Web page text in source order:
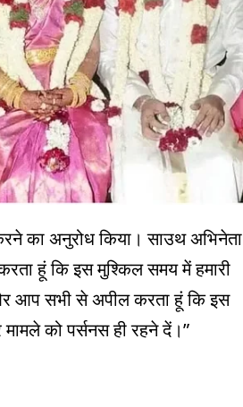
का अनुरोध किया। साउथ अभिनेता
हूं कि इस मुश्किल समय में हमारी
आप सभी से अपील करता हूं कि इस
को पर्सनस ही रहने दें।”